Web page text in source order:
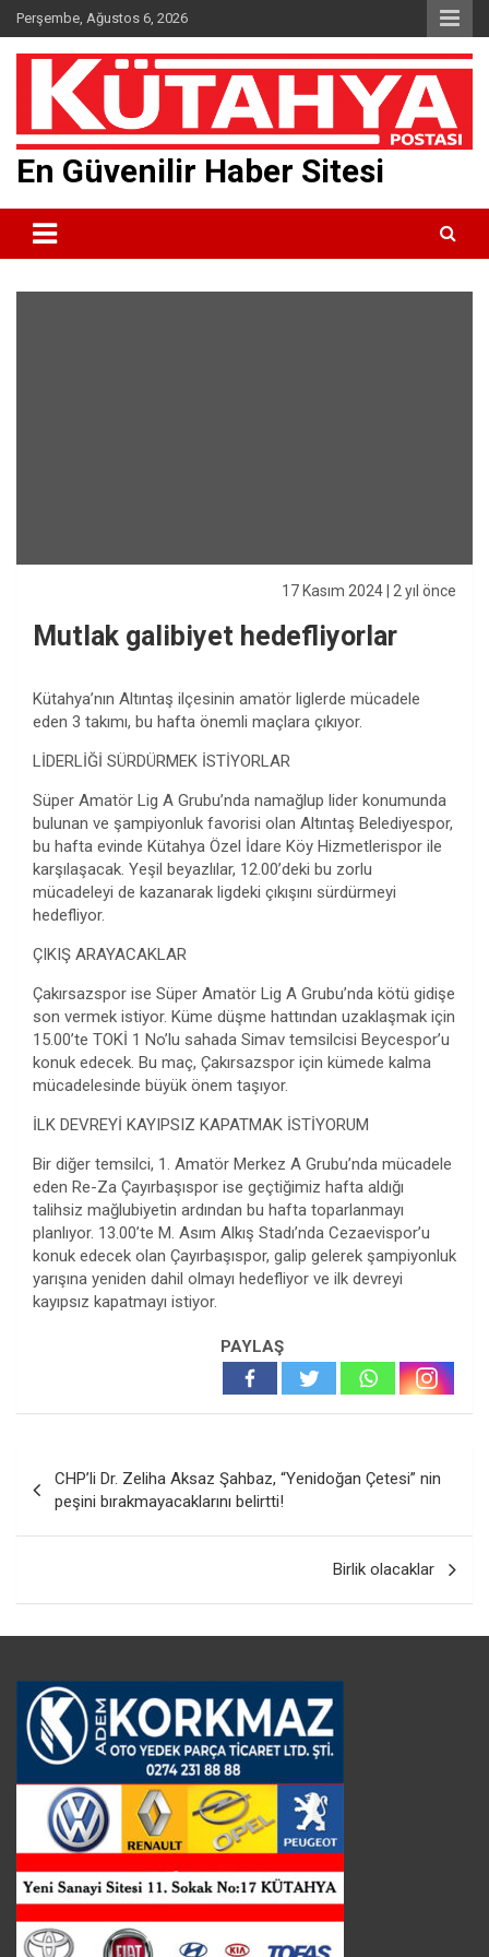
Skip
to
content
Perşembe, Ağustos 6, 2026
En Güvenilir Haber Sitesi
17 Kasım 2024 | 2 yıl önce
Mutlak galibiyet hedefliyorlar
Kütahya’nın Altıntaş ilçesinin amatör liglerde mücadele
eden 3 takımı, bu hafta önemli maçlara çıkıyor.
LİDERLİĞİ SÜRDÜRMEK İSTİYORLAR
Süper Amatör Lig A Grubu’nda namağlup lider konumunda
bulunan ve şampiyonluk favorisi olan Altıntaş Belediyespor,
bu hafta evinde Kütahya Özel İdare Köy Hizmetlerispor ile
karşılaşacak. Yeşil beyazlılar, 12.00’deki bu zorlu
mücadeleyi de kazanarak ligdeki çıkışını sürdürmeyi
hedefliyor.
ÇIKIŞ ARAYACAKLAR
Çakırsazspor ise Süper Amatör Lig A Grubu’nda kötü gidişe
son vermek istiyor. Küme düşme hattından uzaklaşmak için
15.00’te TOKİ 1 No’lu sahada Simav temsilcisi Beycespor’u
konuk edecek. Bu maç, Çakırsazspor için kümede kalma
mücadelesinde büyük önem taşıyor.
İLK DEVREYİ KAYIPSIZ KAPATMAK İSTİYORUM
Bir diğer temsilci, 1. Amatör Merkez A Grubu’nda mücadele
eden Re-Za Çayırbaşıspor ise geçtiğimiz hafta aldığı
talihsiz mağlubiyetin ardından bu hafta toparlanmayı
planlıyor. 13.00’te M. Asım Alkış Stadı’nda Cezaevispor’u
konuk edecek olan Çayırbaşıspor, galip gelerek şampiyonluk
yarışına yeniden dahil olmayı hedefliyor ve ilk devreyi
kayıpsız kapatmayı istiyor.
PAYLAŞ
gezinmesi
CHP’li Dr. Zeliha Aksaz Şahbaz, “Yenidoğan Çetesi” nin
peşini bırakmayacaklarını belirtti!
Birlik olacaklar